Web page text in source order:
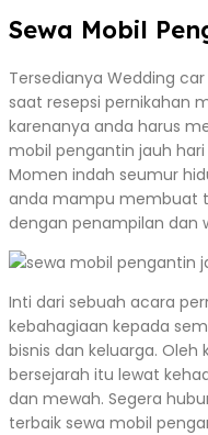
Sewa Mobil
Tersedianya Wedding
saat resepsi pernikahan
karenanya anda harus
mobil pengantin jauh
Momen indah seumur
anda mampu membuat
dengan penampilan dan
Inti dari sebuah acara
kebahagiaan kepada
bisnis dan keluarga.
bersejarah itu lewat
dan mewah. Segera
terbaik sewa mobil